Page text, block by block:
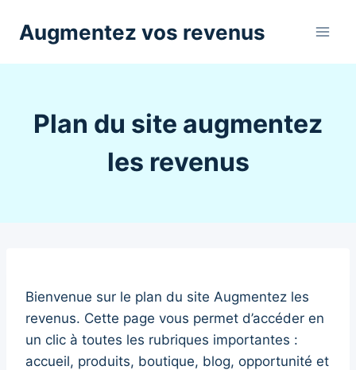
Augmentez vos revenus
Plan du site augmentez
les revenus
Bienvenue sur le plan du site Augmentez les
revenus. Cette page vous permet d’accéder en
un clic à toutes les rubriques importantes :
accueil, produits, boutique, blog, opportunité et